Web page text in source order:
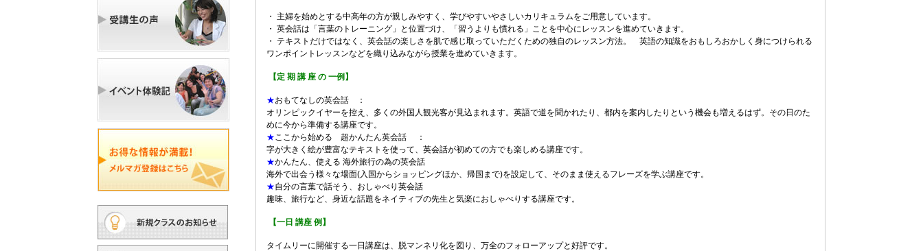
・ 主婦を始めとする中高年の方が親しみやすく、学びやすいやさしいカリキュラムをご用意しています。
・ 英会話は「言葉のトレーニング」と位置づけ、「習うよりも慣れる」ことを中心にレッスンを進めていきます。
・ テキストだけではなく、英会話の楽しさを肌で感じ取っていただくための独自のレッスン方法。 英語の知識をおもしろおかしく身につけられる
ワンポイントレッスンなどを織り込みながら授業を進めていきます。
【定 期 講 座 の 一例】
★おもてなしの英会話 ：
オリンピックイヤーを控え、多くの外国人観光客が見込まれます。英語で道を聞かれたり、都内を案内したりという機会も増えるはず。その日のた
めに今から準備する講座です。
★ここから始める 超かんたん英会話 ：
字が大きく絵が豊富なテキストを使って、英会話が初めての方でも楽しめる講座です。
★かんたん、使える 海外旅行の為の英会話
海外で出会う様々な場面(入国からショッピングほか、帰国まで)を設定して、そのまま使えるフレーズを学ぶ講座です。
★自分の言葉で話そう、おしゃべり英会話
趣味、旅行など、身近な話題をネイティブの先生と気楽におしゃべりする講座です。
【一日 講座 例】
タイムリーに開催する一日講座は、脱マンネリ化を図り、万全のフォローアップと好評です。